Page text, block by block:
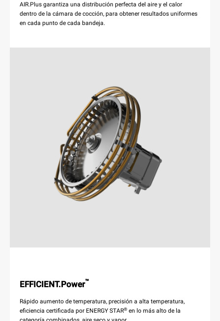
AIR.Plus garantiza una distribución perfecta del aire y el calor
dentro de la cámara de cocción, para obtener resultados uniformes
en cada punto de cada bandeja.
EFFICIENT.Power™
Rápido aumento de temperatura, precisión a alta temperatura,
eficiencia certificada por ENERGY STAR® en lo más alto de la